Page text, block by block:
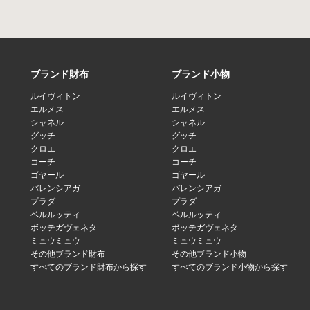
ブランド財布
ルイヴィトン
エルメス
シャネル
グッチ
クロエ
コーチ
ゴヤール
バレンシアガ
プラダ
ベルルッティ
ボッテガヴェネタ
ミュウミュウ
その他ブランド財布
すべてのブランド財布から探す
ブランド小物
ルイヴィトン
エルメス
シャネル
グッチ
クロエ
コーチ
ゴヤール
バレンシアガ
プラダ
ベルルッティ
ボッテガヴェネタ
ミュウミュウ
その他ブランド小物
すべてのブランド小物から探す